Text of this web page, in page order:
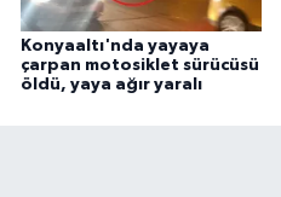
Konyaaltı'nda yayaya
çarpan motosiklet sürücüsü
öldü, yaya ağır yaralı